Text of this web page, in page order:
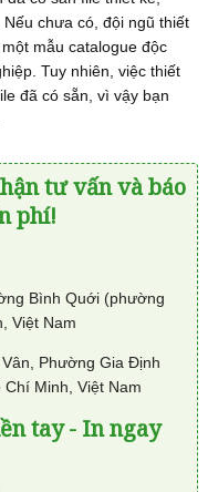
chưa có, đội ngũ thiết
mẫu catalogue độc
Tuy nhiên, việc thiết
đã có sẵn, vì vậy bạn
tư vấn và báo
phí!
Bình Quới (phường
Việt Nam
Phường Gia Định
Minh, Việt Nam
tay - In ngay